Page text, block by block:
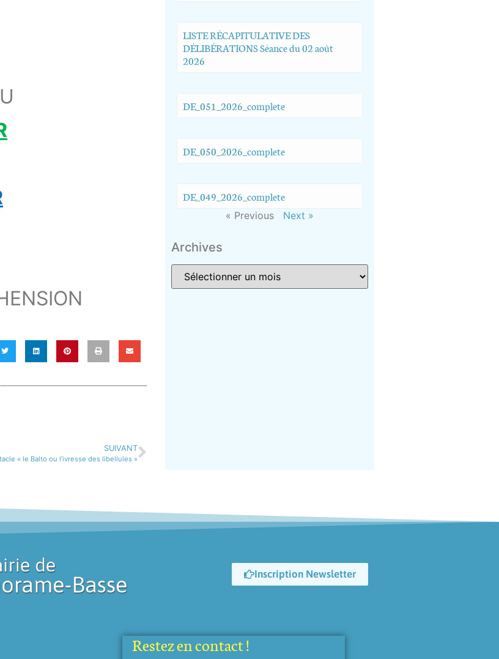
SUIVANT
« le Balto ou l’ivresse des libellules »
LISTE RÉCAPITULATIVE DES
DÉLIBÉRATIONS Séance du 02 août
2026
DE_051_2026_complete
DE_050_2026_complete
DE_049_2026_complete
« Previous Next »
Archives
Inscription Newsletter
Restez en contact !